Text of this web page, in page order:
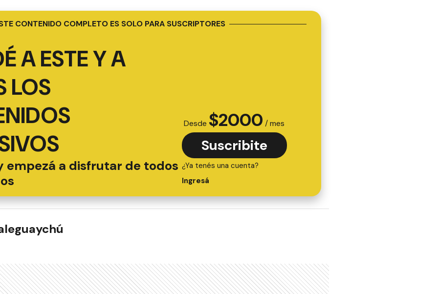
CONTENIDO COMPLETO ES SOLO PARA SUSCRIPTORES
A ESTE Y A
LOS
empezá a disfrutar de todos
Desde $2000 / mes
Suscribite
¿Ya tenés una cuenta?
Ingresá